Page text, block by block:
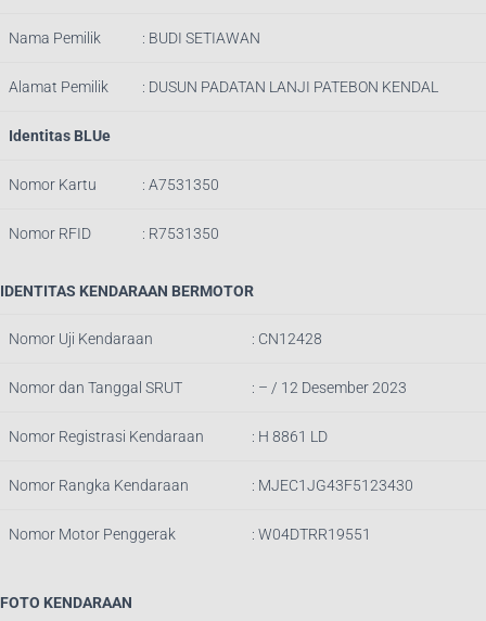
Nama Pemilik : BUDI SETIAWAN
Alamat Pemilik : DUSUN PADATAN LANJI PATEBON KENDAL
Identitas BLUe
Nomor Kartu : A7531350
Nomor RFID : R7531350
IDENTITAS KENDARAAN BERMOTOR
Nomor Uji Kendaraan : CN12428
Nomor dan Tanggal SRUT : – / 12 Desember2023
Nomor Registrasi Kendaraan : H 8861 LD
Nomor Rangka Kendaraan : MJEC1JG43F5123430
Nomor Motor Penggerak : W04DTRR19551
FOTO KENDARAAN